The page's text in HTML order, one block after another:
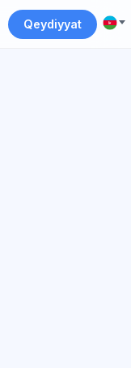
Qeydiyyat